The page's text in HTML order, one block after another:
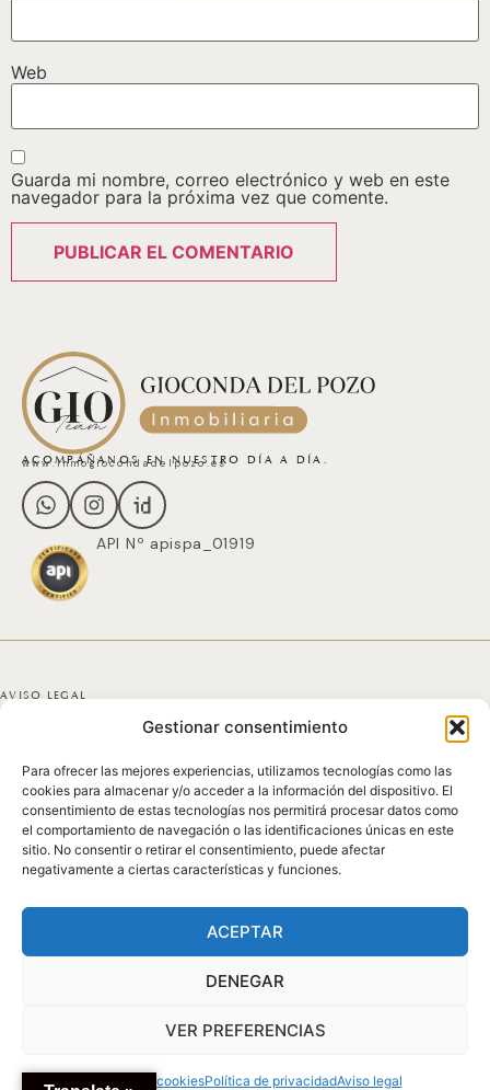
Gestionar consentimiento
Para ofrecer las mejores experiencias, utilizamos tecnologías como las
cookies para almacenar y/o acceder a la información del dispositivo. El
consentimiento de estas tecnologías nos permitirá procesar datos como
el comportamiento de navegación o las identificaciones únicas en este
sitio. No consentir o retirar el consentimiento, puede afectar
negativamente a ciertas características y funciones.
ACEPTAR
DENEGAR
VER PREFERENCIAS
Política de cookiesPolítica de privacidadAviso legal
Web
Guarda mi nombre, correo electrónico y web en este
navegador para la próxima vez que comente.
ACOMPÁÑANOS EN NUESTRO DÍA A DÍA.
www.inmogiocondadelpozo.es
API Nº apispa_01919
AVISO LEGAL
POLÍTICA DE COOKIES
DECLARACIÓN DE ACCESIBILIDAD
MAPA DEL SITIO
© 2025 GICONDA DEL POZO